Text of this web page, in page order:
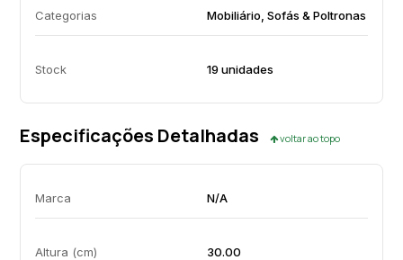
Categorias Mobiliário, Sofás & Poltronas
Stock 19 unidades
Especificações Detalhadas voltar ao topo
Marca N/A
Altura (cm) 30.00